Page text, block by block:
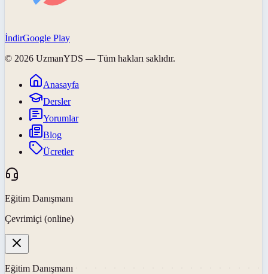
İndirGoogle Play
© 2026 UzmanYDS — Tüm hakları saklıdır.
Anasayfa
Dersler
Yorumlar
Blog
Ücretler
Eğitim Danışmanı
Çevrimiçi (online)
Eğitim Danışmanı